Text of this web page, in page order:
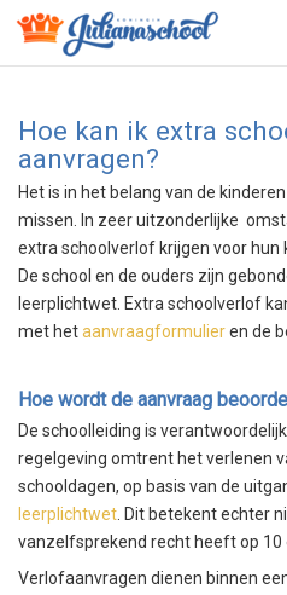
Home Zoeken
Hoe kan ik extra
aanvragen?
Het is in het belang van de
missen. In zeer uitzonderlijke
extra schoolverlof krijgen voor hun
De school en de ouders zijn
leerplichtwet. Extra schoolverlof
met hetaanvraagformulieren de
Hoe wordt de aanvraag
De schoolleiding is
regelgeving omtrent het verlenen
schooldagen, op basis van de
leerplichtwet. Dit betekent echter
vanzelfsprekend recht heeft op 10
Verlofaanvragen dienen binnen